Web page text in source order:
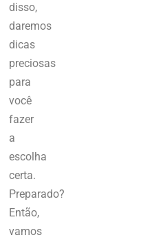
disso,
daremos
dicas
preciosas
para
você
fazer
a
escolha
certa.
Preparado?
Então,
vamos